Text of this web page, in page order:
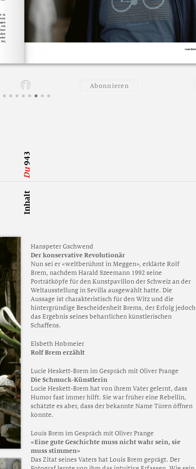
Abonn ieren
Inhalt
Du
943
Hanspeter Gschwend
Der konservative Revolutionär
Nun sei er «weltberühmt in Meggen», erklärte Rolf
Brem, nachdem Harald Szeemann 1992 seine
Porträtköpfe für den Kunstpavillon der Schweiz an der
Weltausstellung in Sevilla ausgewählt hatte. Die
Aussage ist charakteristisch für den Witz und die
hintergründige Bescheidenheit Brems, der Erfolg jedoch
das Ergebnis seines beharrlichen künstlerischen
Schaffens.
Elsbeth Hobmeier
Rolf Brem erzählt
Lucie Heskett-Brem im Gespräch mit Oliver Prange
Die Schmuck-Künstlerin
Lucie Heskett-Brem hat von ihrem Vater gelernt, dass
Humor fast immer hilft. Sie war früher eine Rebellin,
schätzte es aber, dass der bekannte Name Türen öffnen
konnte.
Louis Brem im Gespräch mit Oliver Prange
«Eine gute Geschichte muss nicht wahr sein, sie
muss stimmen»
Das Zitat seines Vaters hat Louis Brem geprägt. Der